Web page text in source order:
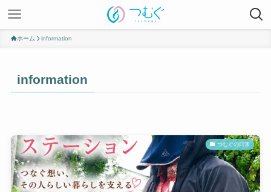
ホーム information
information
つむぐの日常